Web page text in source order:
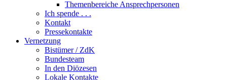
Themenbereiche Ansprechpersonen
Ich spende . . .
Kontakt
Pressekontakte
Vernetzung
Bistümer / ZdK
Bundesteam
In den Diözesen
Lokale Kontakte